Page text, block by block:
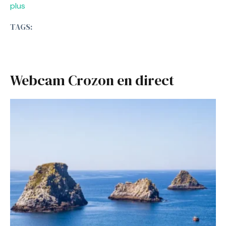
plus
TAGS:
Webcam Crozon en direct